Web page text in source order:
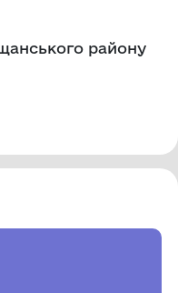
району